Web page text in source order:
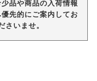
品や商品の入荷情報
先的にご案内してお
さいませ。